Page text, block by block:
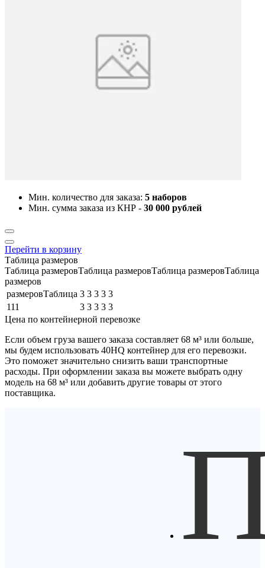
Мин. количество для заказа: 5 наборов
Мин. сумма заказа из КНР - 30 000 рублей
Перейти в корзину
Таблица размеров
Таблица размеровТаблица размеровТаблица размеровТаблица
размеров
размеровТаблица 3 3 3 3 3
111
3 3 3 3 3
Цена по контейнерной перевозке
Если объем груза вашего заказа составляет 68 м³ или больше,
мы будем использовать 40HQ контейнер для его перевозки.
Это поможет значительно снизить ваши транспортные
расходы. При оформлении заказа вы можете выбрать одну
модель на 68 м³ или добавить другие товары от этого
поставщика.